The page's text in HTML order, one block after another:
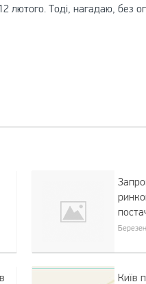
лютого. Тоді, нагадаю, без
Київ